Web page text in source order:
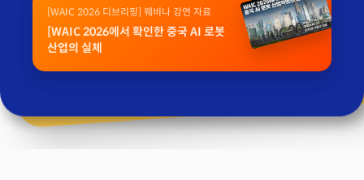
[WAIC 2026 디브리핑] 웨비나 강연 자료
[WAIC 2026에서 확인한 중국 AI 로봇
산업의 실체